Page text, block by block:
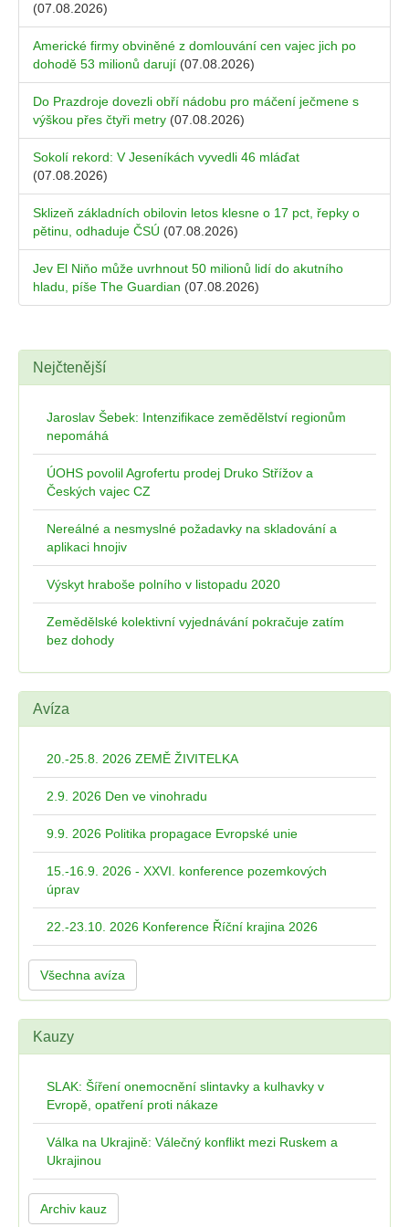
(07.08.2026)
Americké firmy obviněné z domlouvání cen vajec jich po
dohodě 53 milionů darují (07.08.2026)
Do Prazdroje dovezli obří nádobu pro máčení ječmene s
výškou přes čtyři metry (07.08.2026)
Sokolí rekord: V Jeseníkách vyvedli 46 mláďat
(07.08.2026)
Sklizeň základních obilovin letos klesne o 17 pct, řepky o
pětinu, odhaduje ČSÚ (07.08.2026)
Jev El Niňo může uvrhnout 50 milionů lidí do akutního
hladu, píše The Guardian (07.08.2026)
Nejčtenější
Jaroslav Šebek: Intenzifikace zemědělství regionům
nepomáhá
ÚOHS povolil Agrofertu prodej Druko Střížov a
Českých vajec CZ
Nereálné a nesmyslné požadavky na skladování a
aplikaci hnojiv
Výskyt hraboše polního v listopadu 2020
Zemědělské kolektivní vyjednávání pokračuje zatím
bez dohody
Avíza
20.-25.8. 2026 ZEMĚ ŽIVITELKA
2.9. 2026 Den ve vinohradu
9.9. 2026 Politika propagace Evropské unie
15.-16.9. 2026 - XXVI. konference pozemkových
úprav
22.-23.10. 2026 Konference Říční krajina 2026
Všechna avíza
Kauzy
SLAK: Šíření onemocnění slintavky a kulhavky v
Evropě, opatření proti nákaze
Válka na Ukrajině: Válečný konflikt mezi Ruskem a
Ukrajinou
Archiv kauz